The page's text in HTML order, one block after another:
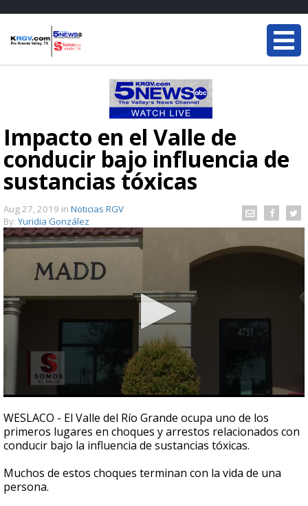
Impacto en el Valle de
conducir bajo influencia de
sustancias tóxicas
Aug 27, 2019 in Noticias RGV
By: Yuridia González
seconds
of
3
minutes,
seconds
WESLACO - El Valle del Río Grande ocupa uno de los
primeros lugares en choques y arrestos relacionados con
conducir bajo la influencia de sustancias tóxicas.
Muchos de estos choques terminan con la vida de una
persona.